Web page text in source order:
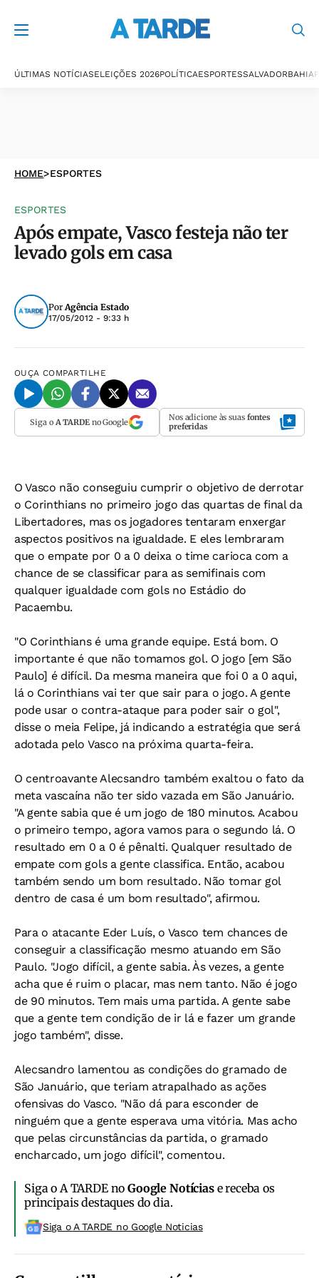
ÚLTIMAS NOTÍCIASELEIÇÕES 2026POLÍTICAESPORTESSALVADORBAHIA
HOME>ESPORTES
ESPORTES
Após empate, Vasco festeja não ter
levado gols em casa
PorAgência Estado
17/05/2012 - 9:33 h
OUÇA COMPARTILHE
Siga o A TARDEno Google Nos adicione às suas fontes
preferidas
O Vasco não conseguiu cumprir o objetivo de derrotar
o Corinthians no primeiro jogo das quartas de final da
Libertadores, mas os jogadores tentaram enxergar
aspectos positivos na igualdade. E eles lembraram
que o empate por 0 a 0 deixa o time carioca com a
chance de se classificar para as semifinais com
qualquer igualdade com gols no Estádio do
Pacaembu.
"O Corinthians é uma grande equipe. Está bom. O
importante é que não tomamos gol. O jogo [em São
Paulo] é difícil. Da mesma maneira que foi 0 a 0 aqui,
lá o Corinthians vai ter que sair para o jogo. A gente
pode usar o contra-ataque para poder sair o gol",
disse o meia Felipe, já indicando a estratégia que será
adotada pelo Vasco na próxima quarta-feira.
O centroavante Alecsandro também exaltou o fato da
meta vascaína não ter sido vazada em São Januário.
"A gente sabia que é um jogo de 180 minutos. Acabou
o primeiro tempo, agora vamos para o segundo lá. O
resultado em 0 a 0 é pênalti. Qualquer resultado de
empate com gols a gente classifica. Então, acabou
também sendo um bom resultado. Não tomar gol
dentro de casa é um bom resultado", afirmou.
Para o atacante Eder Luís, o Vasco tem chances de
conseguir a classificação mesmo atuando em São
Paulo. "Jogo difícil, a gente sabia. Às vezes, a gente
acha que é ruim o placar, mas nem tanto. Não é jogo
de 90 minutos. Tem mais uma partida. A gente sabe
que a gente tem condição de ir lá e fazer um grande
jogo também", disse.
Alecsandro lamentou as condições do gramado de
São Januário, que teriam atrapalhado as ações
ofensivas do Vasco. "Não dá para esconder de
ninguém que a gente esperava uma vitória. Mas acho
que pelas circunstâncias da partida, o gramado
encharcado, um jogo difícil", comentou.
Siga o A TARDE noGoogle Notíciase receba os
principais destaques do dia.
Siga o A TARDE no Google Noticias